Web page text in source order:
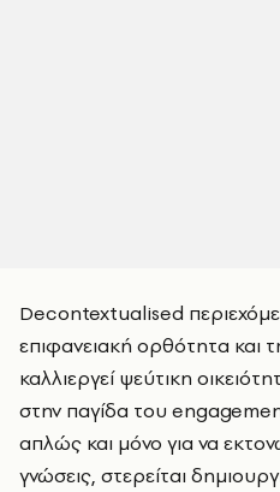
Decontextualised
επιφανειακή ορθότητα και
καλλιεργεί ψεύτικη
στην παγίδα του
απλώς και μόνο για να
γνώσεις, στερείται